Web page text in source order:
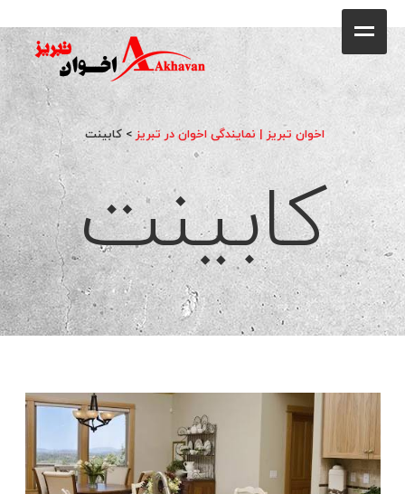
فروشگاه
محصولات
جشنواره فروش ویژه
کاتالوگ
گالری
وبلاگ
اخوان تبریز | نمایندگی اخوان در تبریز> کابینت
کابینت